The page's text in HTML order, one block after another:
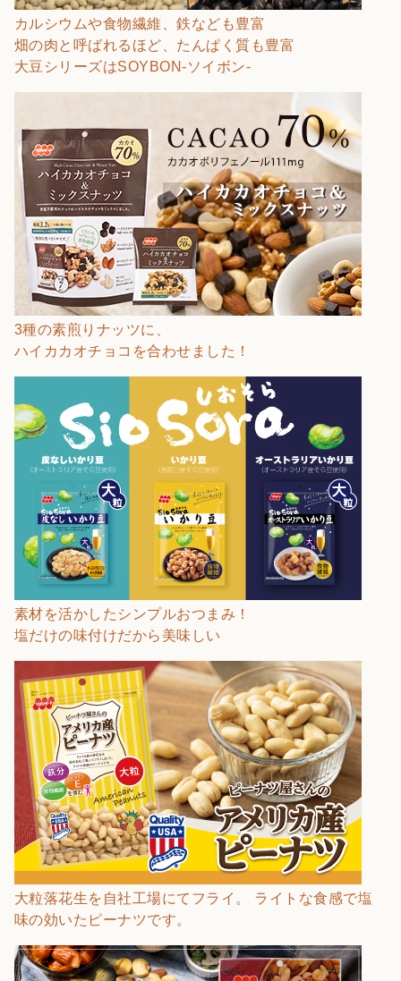
カルシウムや食物繊維、鉄なども豊富
畑の肉と呼ばれるほど、たんぱく質も豊富
大豆シリーズはSOYBON-ソイボン-
3種の素煎りナッツに、
ハイカカオチョコを合わせました！
素材を活かしたシンプルおつまみ！
塩だけの味付けだから美味しい
大粒落花生を自社工場にてフライ。 ライトな食感で塩
味の効いたピーナツです。